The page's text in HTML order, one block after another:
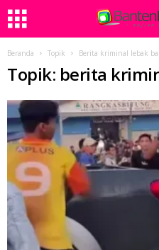
Beranda Topik Berita kriminal lebak
Topik: berita